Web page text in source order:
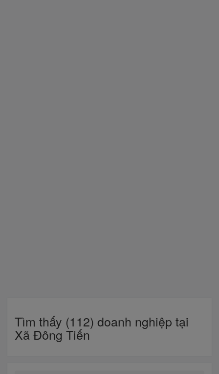
Tìm thấy (112) doanh nghiệp tại
Xã Đông Tiến